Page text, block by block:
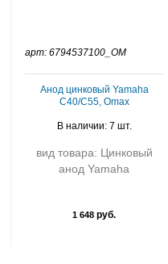
арт: 6794537100_OM
Анод цинковый Yamaha
C40/C55, Omax
В наличии: 7 шт.
вид товара: Цинковый
анод Yamaha
1 648 руб.